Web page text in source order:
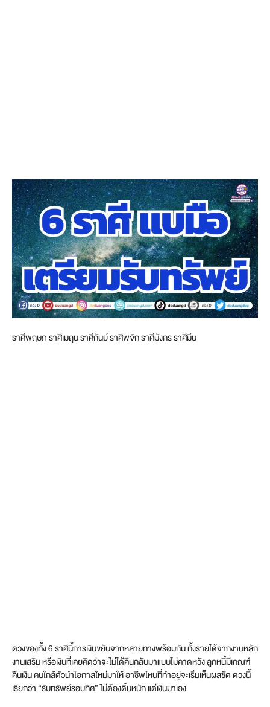
ราศีพฤษภ ราศีเมถุน ราศีกันย์ ราศีพิจิก ราศีมังกร ราศีมีน
ดวงของทั้ง 6 ราศีนี้การเงินขยับจากหลายทางพร้อมกัน ทั้งรายได้จากงานหลัก
งานเสริม หรือเงินที่เคยคิดว่าจะไม่ได้คืนกลับมาแบบไม่คาดหวัง ลูกหนี้มีเกณฑ์
คืนเงิน คนใกล้ตัวนำโอกาสใหม่มาให้ อาชีพไหนที่ทำอยู่จะเริ่มเห็นผลชัด ดวงนี้
เรียกว่า “รับทรัพย์รอบทิศ” ไม่ต้องดิ้นหนัก แต่เงินมาเอง